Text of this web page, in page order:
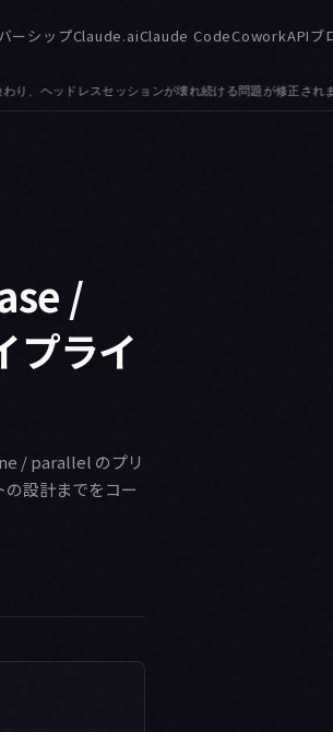
ーシップClaude.aiClaude CodeCoworkAPIブ
した ●MCP — macOS でキーチェーンの読み取りがタイ
/
プライ
/ parallel のプリ
設計までをコー